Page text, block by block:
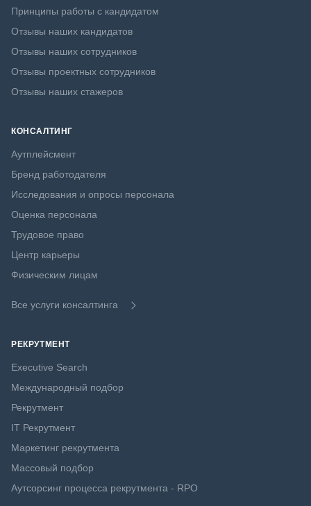
Принципы работы с кандидатом
Отзывы наших кандидатов
Отзывы наших сотрудников
Отзывы проектных сотрудников
Отзывы наших стажеров
КОНСАЛТИНГ
Аутплейсмент
Бренд работодателя
Исследования и опросы персонала
Оценка персонала
Трудовое право
Центр карьеры
Физическим лицам
Все услуги консалтинга
РЕКРУТМЕНТ
Executive Search
Международный подбор
Рекрутмент
IT Рекрутмент
Маркетинг рекрутмента
Массовый подбор
Аутсорсинг процесса рекрутмента - RPO